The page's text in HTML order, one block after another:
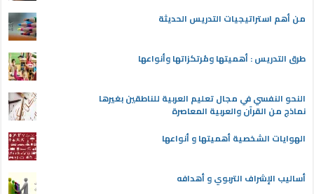
من أهم استراتيجيات التدريس الحديثة
طرق التدريس : أهميتها ومُرتكزاتها وأنواعها
النحو النفسي في مجال تعليم العربية للناطقين بغيرها
نماذج من القرآن والعربية المعاصرة
الهوايات الشخصية أهميتها و أنواعها
أساليب الإشراف التربوي و أهدافه